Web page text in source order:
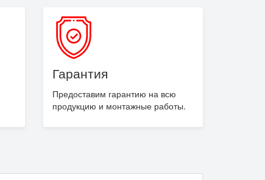
Гарантия
Предоставим гарантию на всю
продукцию и монтажные работы.